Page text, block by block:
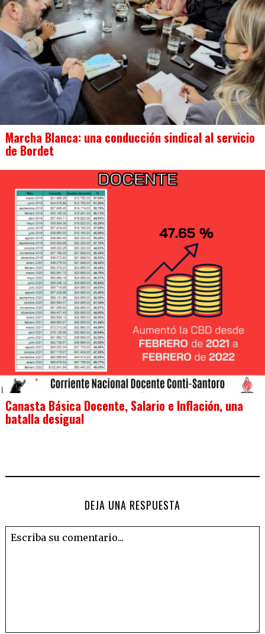
Marcha Blanca: una conducción sindical al servicio
de Bordet
Canasta Básica Docente, Salario e Inflación, una
batalla desigual
DEJA UNA RESPUESTA